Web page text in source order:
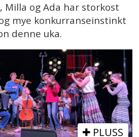
Milla og Ada har storkost
mye konkurranseinstinkt
denne uka.
PLUSS